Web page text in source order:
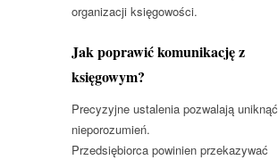
organizacji księgowości.
Jak poprawić komunikację z
księgowym?
Precyzyjne ustalenia pozwalają uniknąć
nieporozumień.
Przedsiębiorca powinien przekazywać